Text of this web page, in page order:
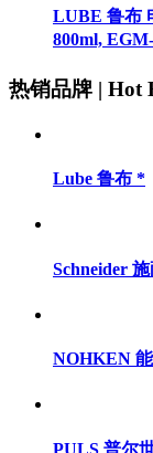
LUBE 鲁布
800ml,
热销品牌 | Hot
Lube 鲁布 *
Schneider
NOHKEN
PULS 普尔